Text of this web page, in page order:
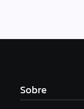
Sobre